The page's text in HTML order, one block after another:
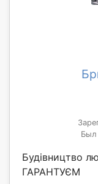
Был
Будівництво
ГАРАНТУЄМ